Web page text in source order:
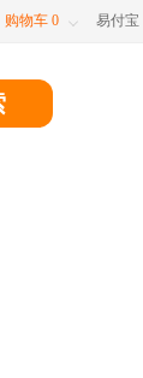
购物车 0  易付宝